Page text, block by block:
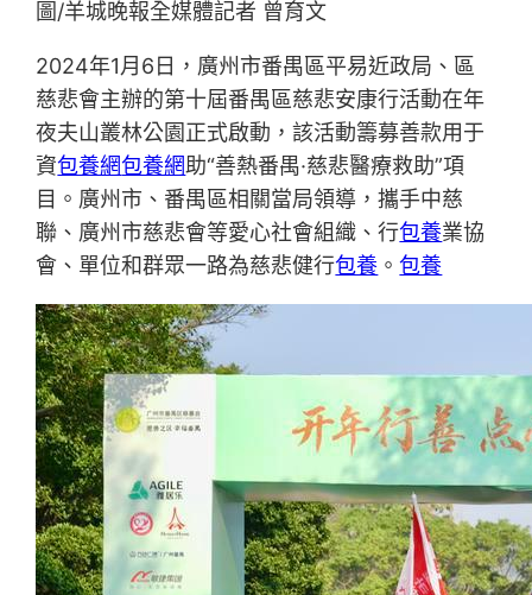
圖/羊城晚報全媒體記者 曾育文
2024年1月6日，廣州市番禺區平易近政局、區
慈悲會主辦的第十屆番禺區慈悲安康行活動在年
夜夫山叢林公園正式啟動，該活動籌募善款用于
資包養網包養網助“善熱番禺·慈悲醫療救助”項
目。廣州市、番禺區相關當局領導，攜手中慈
聯、廣州市慈悲會等愛心社會組織、行包養業協
會、單位和群眾一路為慈悲健行包養 。包養